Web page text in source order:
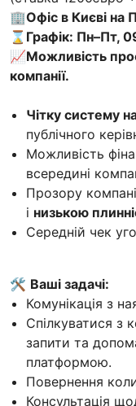
🏢Офіс в Києві на
⌛Графік: Пн–Пт,
📈Можливість
компанії.
Чітку систему
публічного
Можливість
всередині
Прозору
і низькою
Середній чек
🛠️ Ваші задачі:
Комунікація з
Спілкуватися з
запити та
платформою.
Повернення
Консультація